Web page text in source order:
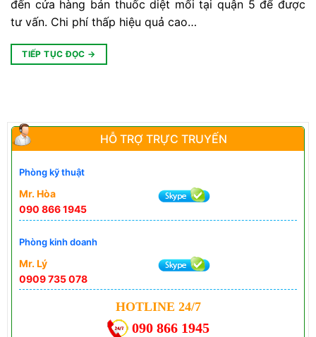
HỖ TRỢ TRỰC TRUYẾN
Phòng kỹ thuật
Mr. Hòa
090 866 1945
Phòng kinh doanh
Mr. Lý
0909 735 078
HOTLINE 24/7
090 866 1945
đến cửa hàng bán thuốc diệt mối tại quận 5 để được
tư vấn. Chi phí thấp hiệu quả cao…
TIẾP TỤC ĐỌC →